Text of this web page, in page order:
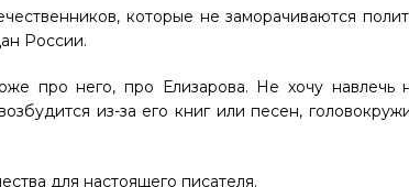
которые не заморачиваются
России.
про него, про Елизарова. Не хочу навлечь
из-за его книг или песен,
для настоящего писателя.